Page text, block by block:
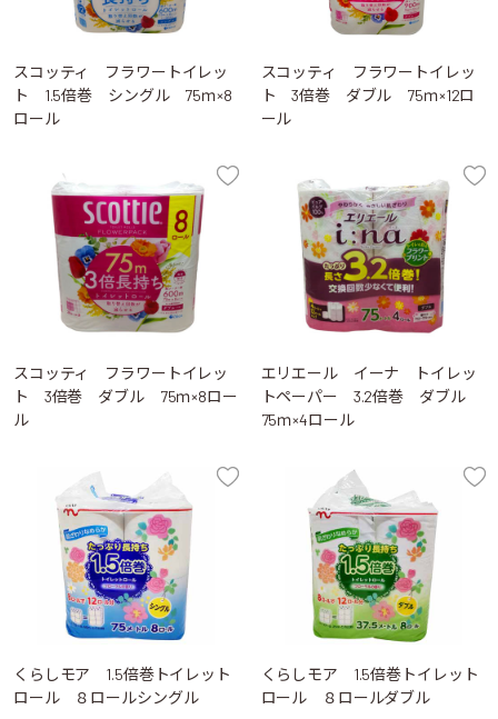
スコッティ フラワートイレッ
ト 1.5倍巻 シングル 75ｍ×8
ロール
スコッティ フラワートイレッ
ト 3倍巻 ダブル 75ｍ×12ロ
ール
スコッティ フラワートイレッ
ト 3倍巻 ダブル 75ｍ×8ロー
ル
エリエール イーナ トイレッ
トペーパー 3.2倍巻 ダブル
75ｍ×4ロール
くらしモア 1.5倍巻トイレット
ロール ８ロールシングル
くらしモア 1.5倍巻トイレット
ロール ８ロールダブル